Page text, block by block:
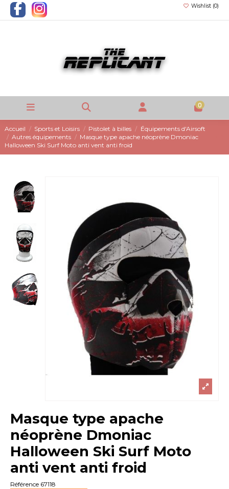
Wishlist (0)
0
Accueil Sports et Loisirs Pistolet à billes
Équipements d'Airsoft
Autres équipements
Masque type apache néoprène Dmoniac
Halloween Ski Surf Moto anti vent anti froid
Masque type apache
néoprène Dmoniac
Halloween Ski Surf Moto
anti vent anti froid
Référence 67118